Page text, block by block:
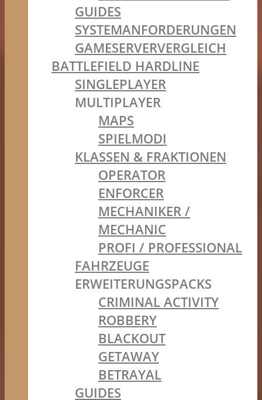
GUIDES
SYSTEMANFORDERUNGEN
GAMESERVERVERGLEICH
BATTLEFIELD HARDLINE
SINGLEPLAYER
MULTIPLAYER
MAPS
SPIELMODI
KLASSEN & FRAKTIONEN
OPERATOR
ENFORCER
MECHANIKER /
MECHANIC
PROFI / PROFESSIONAL
FAHRZEUGE
ERWEITERUNGSPACKS
CRIMINAL ACTIVITY
ROBBERY
BLACKOUT
GETAWAY
BETRAYAL
GUIDES